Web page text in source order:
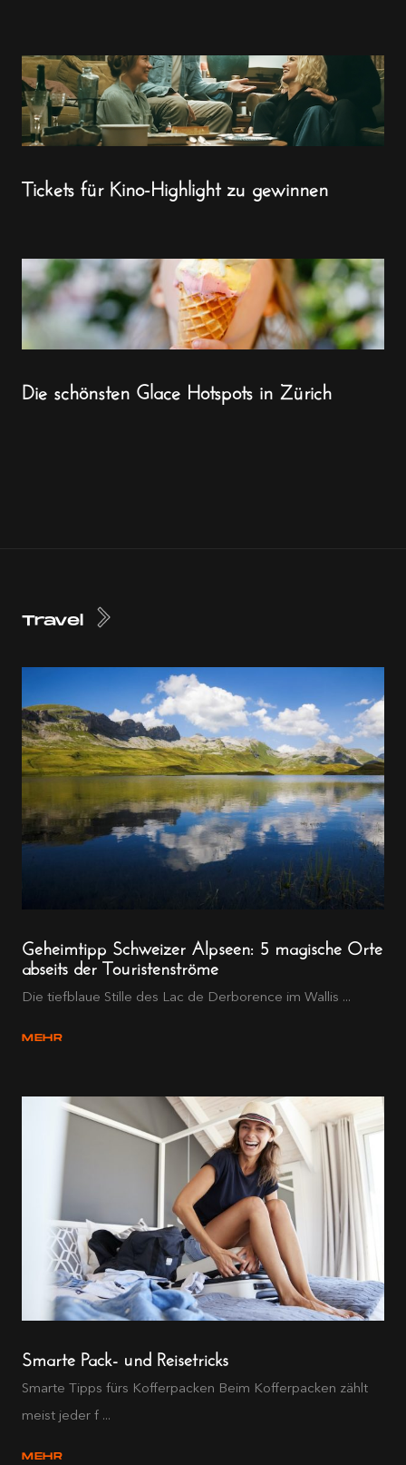
Tickets für Kino-Highlight zu gewinnen
Die schönsten Glace Hotspots in Zürich
Travel
Geheimtipp Schweizer Alpseen: 5 magische Orte
abseits der Touristenströme
Die tiefblaue Stille des Lac de Derborence im Wallis ...
MEHR
Smarte Pack- und Reisetricks
Smarte Tipps fürs Kofferpacken Beim Kofferpacken zählt
meist jeder f ...
MEHR